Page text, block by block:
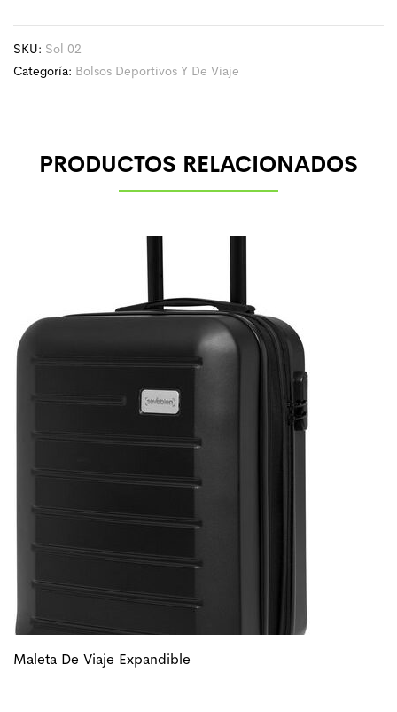
SKU: Sol 02
Categoría: Bolsos Deportivos Y De Viaje
PRODUCTOS RELACIONADOS
Maleta De Viaje Expandible